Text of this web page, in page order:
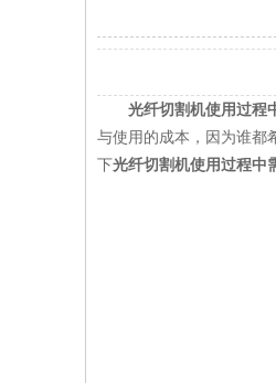
光纤切割机使用过程
与使用的成本，因为谁都
下光纤切割机使用过程中